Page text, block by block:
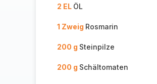
2 EL ÖL
1 Zweig Rosmarin
200 g Steinpilze
200 g Schältomaten